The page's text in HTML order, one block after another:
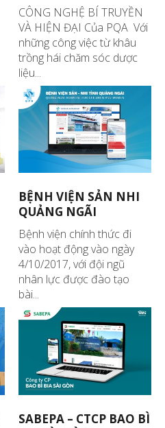
CÔNG NGHỆ BÍ TRUYỀN
VÀ HIỆN ĐẠI Của PQA Với
những công việc từ khâu
trồng hái chăm sóc dược
liệu...
BỆNH VIỆN SẢN NHI
QUẢNG NGÃI
Bệnh viện chính thức đi
vào hoạt động vào ngày
4/10/2017, với đội ngũ
nhân lực được đào tạo
bài...
SABEPA – CTCP BAO BÌ